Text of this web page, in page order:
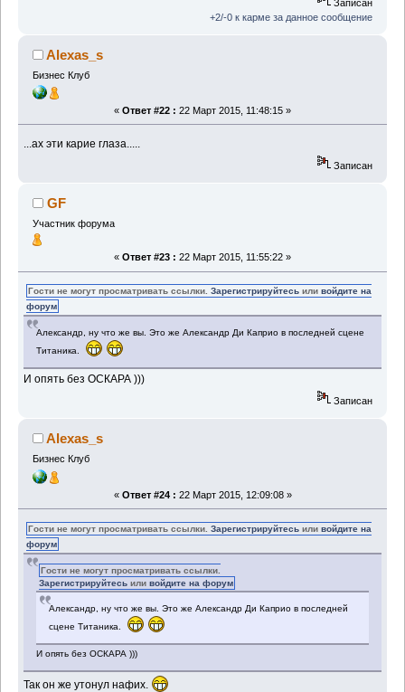
Записан
+2/-0 к карме за данное сообщение
Alexas_s
Бизнес Клуб
« Ответ #22 : 22 Март 2015, 11:48:15 »
...ах эти карие глаза.....
Записан
GF
Участник форума
« Ответ #23 : 22 Март 2015, 11:55:22 »
Гости не могут просматривать ссылки.Зарегистрируйтесь иливойдите на
форум
Александр, ну что же вы. Это же Александр Ди Каприо в последней сцене
Титаника.
И опять без ОСКАРА )))
Записан
Alexas_s
Бизнес Клуб
« Ответ #24 : 22 Март 2015, 12:09:08 »
Гости не могут просматривать ссылки.Зарегистрируйтесь иливойдите на
форум
Гости не могут просматривать ссылки.
Зарегистрируйтесь иливойдите на форум
Александр, ну что же вы. Это же Александр Ди Каприо в последней
сцене Титаника.
И опять без ОСКАРА )))
Так он же утонул нафих.